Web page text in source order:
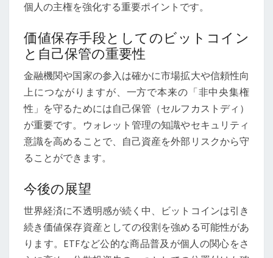
個人の主権を強化する重要ポイントです。
価値保存手段としてのビットコイン
と自己保管の重要性
金融機関や国家の参入は確かに市場拡大や信頼性向
上につながりますが、一方で本来の「非中央集権
性」を守るためには自己保管（セルフカストディ）
が重要です。ウォレット管理の知識やセキュリティ
意識を高めることで、自己資産を外部リスクから守
ることができます。
今後の展望
世界経済に不透明感が続く中、ビットコインは引き
続き価値保存資産としての役割を強める可能性があ
ります。ETFなど公的な商品普及が個人の関心をさ